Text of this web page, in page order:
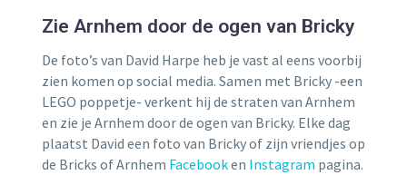
Zie Arnhem door de ogen van Bricky
De foto’s van David Harpe heb je vast al eens voorbij
zien komen op social media. Samen met Bricky -een
LEGO poppetje- verkent hij de straten van Arnhem
en zie je Arnhem door de ogen van Bricky. Elke dag
plaatst David een foto van Bricky of zijn vriendjes op
de Bricks of Arnhem Facebooken Instagram pagina.